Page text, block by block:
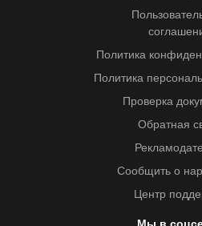
Политика
Политика
Проверка
Обратная
Сообщить о
Центр